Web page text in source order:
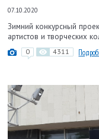
07.10.2020
Зимний конкурсный
артистов и творческих
0 4311